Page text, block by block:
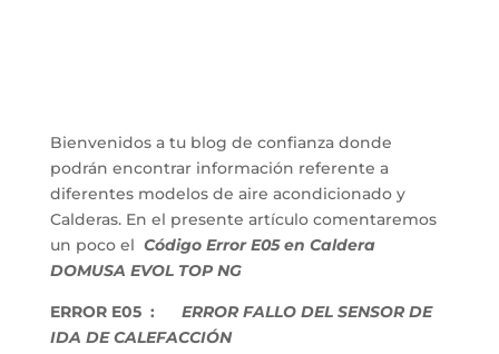
Bienvenidos a tu blog de confianza donde
podrán encontrar información referente a
diferentes modelos de aire acondicionado y
Calderas. En el presente artículo comentaremos
un poco el Código Error E05 en Caldera
DOMUSA EVOL TOP NG
ERROR E05 :
ERROR FALLO DEL SENSOR DE
IDA DE CALEFACCIÓN